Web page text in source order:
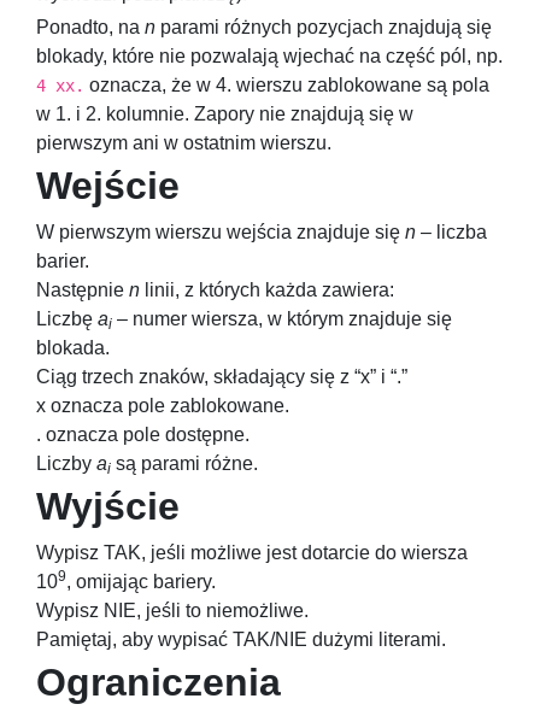
Ponadto, na n parami różnych pozycjach znajdują się
blokady, które nie pozwalają wjechać na część pól, np.
4 xx. oznacza, że w 4. wierszu zablokowane są pola
w 1. i 2. kolumnie. Zapory nie znajdują się w
pierwszym ani w ostatnim wierszu.
Wejście
W pierwszym wierszu wejścia znajduje się n – liczba
barier.
Następnie n linii, z których każda zawiera:
Liczbę ai – numer wiersza, w którym znajduje się
blokada.
Ciąg trzech znaków, składający się z “x” i “.”
x oznacza pole zablokowane.
. oznacza pole dostępne.
Liczby ai są parami różne.
Wyjście
Wypisz TAK, jeśli możliwe jest dotarcie do wiersza
109, omijając bariery.
Wypisz NIE, jeśli to niemożliwe.
Pamiętaj, aby wypisać TAK/NIE dużymi literami.
Ograniczenia